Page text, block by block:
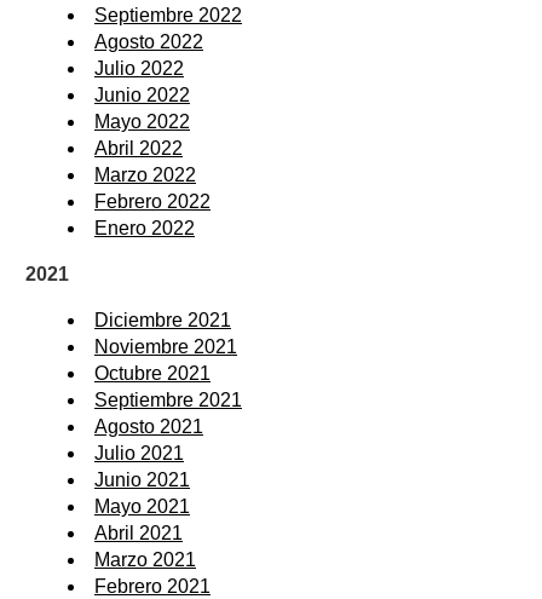
Septiembre 2022
Agosto 2022
Julio 2022
Junio 2022
Mayo 2022
Abril 2022
Marzo 2022
Febrero 2022
Enero 2022
2021
Diciembre 2021
Noviembre 2021
Octubre 2021
Septiembre 2021
Agosto 2021
Julio 2021
Junio 2021
Mayo 2021
Abril 2021
Marzo 2021
Febrero 2021